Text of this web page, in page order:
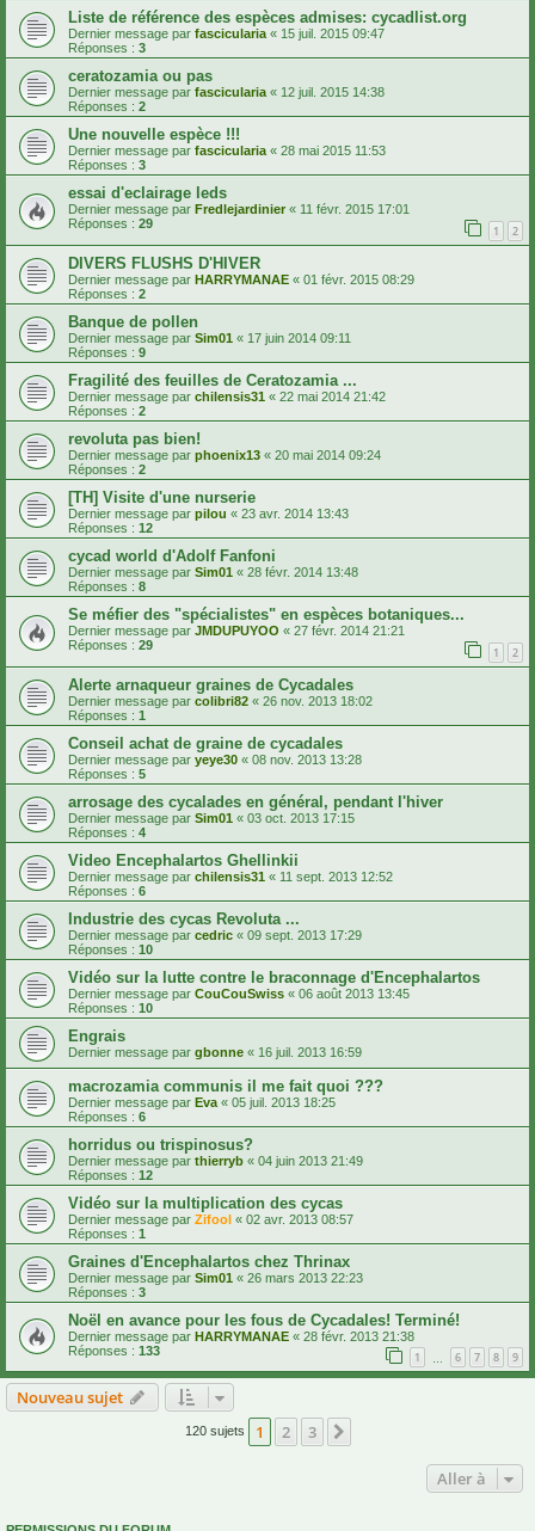
Liste de référence des espèces admises: cycadlist.org
Dernier message par fascicularia « 15 juil. 2015 09:47
Réponses : 3
ceratozamia ou pas
Dernier message par fascicularia « 12 juil. 2015 14:38
Réponses : 2
Une nouvelle espèce !!!
Dernier message par fascicularia « 28 mai 2015 11:53
Réponses : 3
essai d'eclairage leds
Dernier message par Fredlejardinier « 11 févr. 2015 17:01
Réponses : 29 1 2
DIVERS FLUSHS D'HIVER
Dernier message par HARRYMANAE « 01 févr. 2015 08:29
Réponses : 2
Banque de pollen
Dernier message par Sim01 « 17 juin 2014 09:11
Réponses : 9
Fragilité des feuilles de Ceratozamia ...
Dernier message par chilensis31 « 22 mai 2014 21:42
Réponses : 2
revoluta pas bien!
Dernier message par phoenix13 « 20 mai 2014 09:24
Réponses : 2
[TH] Visite d'une nurserie
Dernier message par pilou « 23 avr. 2014 13:43
Réponses : 12
cycad world d'Adolf Fanfoni
Dernier message par Sim01 « 28 févr. 2014 13:48
Réponses : 8
Se méfier des "spécialistes" en espèces botaniques...
Dernier message par JMDUPUYOO « 27 févr. 2014 21:21
Réponses : 29 1 2
Alerte arnaqueur graines de Cycadales
Dernier message par colibri82 « 26 nov. 2013 18:02
Réponses : 1
Conseil achat de graine de cycadales
Dernier message par yeye30 « 08 nov. 2013 13:28
Réponses : 5
arrosage des cycalades en général, pendant l'hiver
Dernier message par Sim01 « 03 oct. 2013 17:15
Réponses : 4
Video Encephalartos Ghellinkii
Dernier message par chilensis31 « 11 sept. 2013 12:52
Réponses : 6
Industrie des cycas Revoluta ...
Dernier message par cedric « 09 sept. 2013 17:29
Réponses : 10
Vidéo sur la lutte contre le braconnage d'Encephalartos
Dernier message par CouCouSwiss « 06 août 2013 13:45
Réponses : 10
Engrais
Dernier message par gbonne « 16 juil. 2013 16:59
macrozamia communis il me fait quoi ???
Dernier message par Eva « 05 juil. 2013 18:25
Réponses : 6
horridus ou trispinosus?
Dernier message par thierryb « 04 juin 2013 21:49
Réponses : 12
Vidéo sur la multiplication des cycas
Dernier message par Zifool « 02 avr. 2013 08:57
Réponses : 1
Graines d'Encephalartos chez Thrinax
Dernier message par Sim01 « 26 mars 2013 22:23
Réponses : 3
Noël en avance pour les fous de Cycadales! Terminé!
Dernier message par HARRYMANAE « 28 févr. 2013 21:38
Réponses : 133 1 6 7 8 9
Nouveau sujet
120 sujets 1 2 3
Aller à